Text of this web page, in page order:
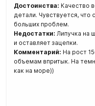
Достоинства: Качество
детали. Чувствуется,
больших проблем.
Недостатки: Липучка на
и оставляет зацепки.
Комментарий: На рост
объемам впритык. На
как на море))